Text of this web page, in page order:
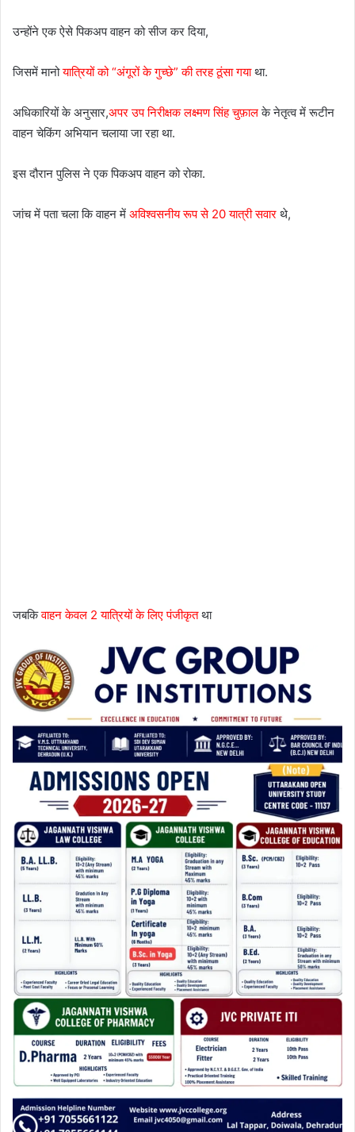
उन्होंने एक ऐसे पिकअप वाहन को सीज कर दिया,
जिसमें मानोयात्रियों को “अंगूरों के गुच्छे” की तरह ठूंसा गयाथा.
अधिकारियों के अनुसार,अपर उप निरीक्षक लक्ष्मण सिंह चुफ़ालके नेतृत्व में रूटीन
वाहन चेकिंग अभियान चलाया जा रहा था.
इस दौरान पुलिस ने एक पिकअप वाहन को रोका.
जांच में पता चला कि वाहन में अविश्वसनीय रूप से 20 यात्री सवार थे,
जबकिवाहन केवल 2 यात्रियों के लिए पंजीकृतथा